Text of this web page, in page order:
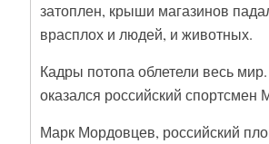
затоплен, крыши магазинов
врасплох и людей, и животных.
Кадры потопа облетели весь
оказался российский
Марк Мордовцев, российский